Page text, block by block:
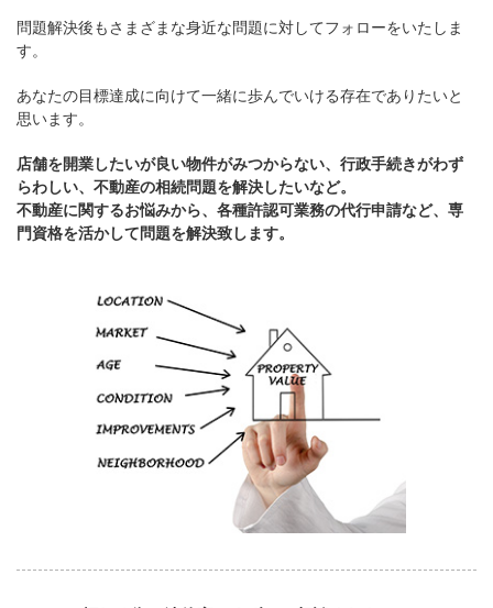
問題解決後もさまざまな身近な問題に対してフォローをいたしま
す。
あなたの目標達成に向けて一緒に歩んでいける存在でありたいと
思います。
店舗を開業したいが良い物件がみつからない、行政手続きがわず
らわしい、不動産の相続問題を解決したいなど。
不動産に関するお悩みから、各種許認可業務の代行申請など、専
門資格を活かして問題を解決致します。